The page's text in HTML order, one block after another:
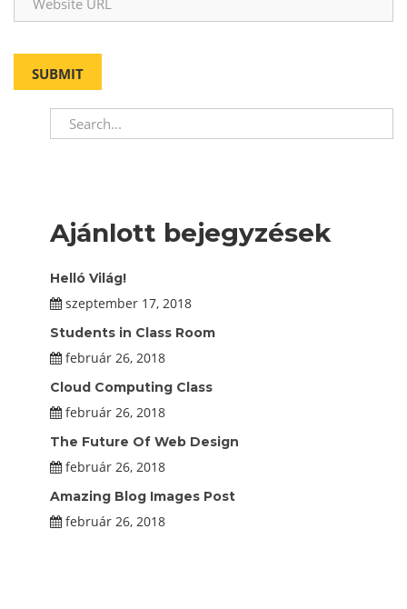
Ajánlott bejegyzések
Helló Világ!
szeptember 17, 2018
Students in Class Room
február 26, 2018
Cloud Computing Class
február 26, 2018
The Future Of Web Design
február 26, 2018
Amazing Blog Images Post
február 26, 2018